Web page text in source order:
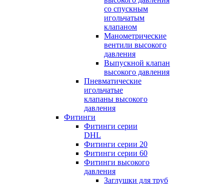
со спускным
игольчатым
клапаном
Манометрические
вентили высокого
давления
Выпускной клапан
высокого давления
Пневматические
игольчатые
клапаны высокого
давления
Фитинги
Фитинги серии
DHL
Фитинги серии 20
Фитинги серии 60
Фитинги высокого
давления
Заглушки для труб